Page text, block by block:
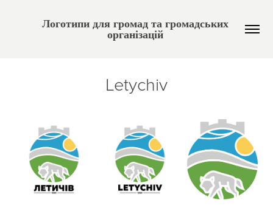
Логотипи для громад та громадських
організацій
Letychiv